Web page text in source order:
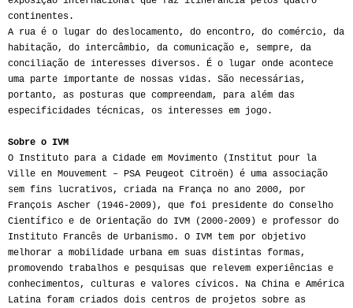
continentes.
A rua é o lugar do deslocamento, do encontro, do comércio, da
habitação, do intercâmbio, da comunicação e, sempre, da
conciliação de interesses diversos. É o lugar onde acontece
uma parte importante de nossas vidas. São necessárias,
portanto, as posturas que compreendam, para além das
especificidades técnicas, os interesses em jogo.
Sobre o IVM
O Instituto para a Cidade em Movimento (Institut pour la
Ville en Mouvement – PSA Peugeot Citroën) é uma associação
sem fins lucrativos, criada na França no ano 2000, por
François Ascher (1946-2009), que foi presidente do Conselho
Científico e de Orientação do IVM (2000-2009) e professor do
Instituto Francês de Urbanismo. O IVM tem por objetivo
melhorar a mobilidade urbana em suas distintas formas,
promovendo trabalhos e pesquisas que relevem experiências e
conhecimentos, culturas e valores cívicos. Na China e América
Latina foram criados dois centros de projetos sobre as